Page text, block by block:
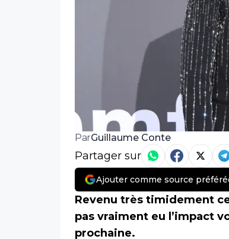
ParGuillaume Conte
Partager sur
Ajouter comme source
Revenu très timidement
pas vraiment eu l’impact
prochaine.